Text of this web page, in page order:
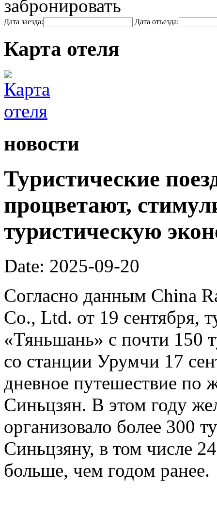
забронировать
Дата заезда: Дата отъезда:
Карта отеля
новости
Туристические
процветают,
туристическую
Date: 2025-09-20
Согласно данным China
Co., Ltd. от 19 сентября,
«Тяньшань» с почти 150
со станции Урумчи 17
дневное путешествие по
Синьцзян. В этом году
организовало более 300
Синьцзяну, в том числе
больше, чем годом ранее.